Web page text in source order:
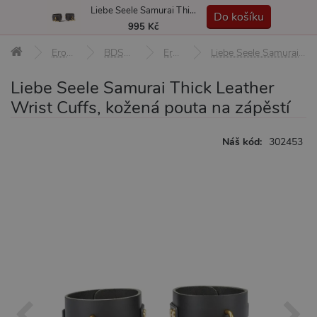
MENU
Erotické pomůcky BDSM pomůcky a sady Erotická pouta Liebe Seele Samurai Thick Leather Wrist Cuffs, kožená pouta na zápěstí
Liebe Seele Samurai Thick Leather
Wrist Cuffs, kožená pouta na zápěstí
Náš kód: 302453
Liebe Seele Samurai Thick Leather Wrist Cuffs, kožená pouta na zápěstí
995 Kč
Do košíku